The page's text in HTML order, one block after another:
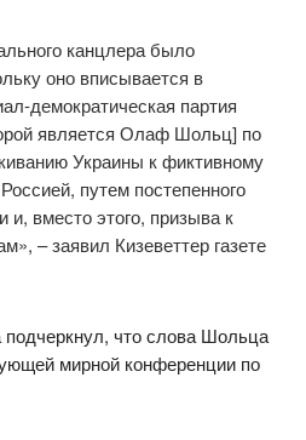
канцлера было
оно вписывается в
демократическая партия
является Олаф Шольц] по
Украины к фиктивному
путем постепенного
вместо этого, призыва к
– заявил Кизеветтер газете
подчеркнул, что слова Шольца
мирной конференции по